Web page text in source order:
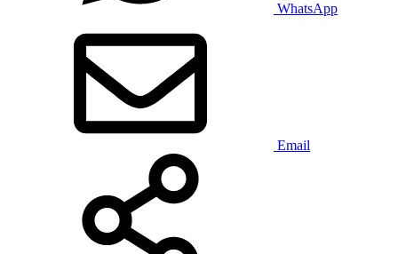
WhatsApp
Email